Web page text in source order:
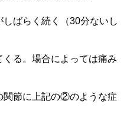
ばらく続く（30分ないし
る。場合によっては痛み
関節に上記の②のような症